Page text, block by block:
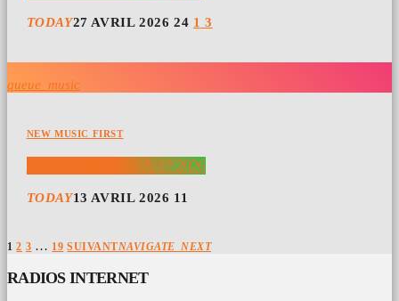
TODAY27 AVRIL 2026 24 1 3
queue_music
NEW MUSIC FIRST
TOP 10 WEEK 16 À 17 2026
TODAY13 AVRIL 2026 11
1 2 3 … 19 SUIVANTNAVIGATE_NEXT
RADIOS INTERNET